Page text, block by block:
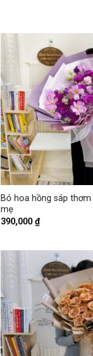
+
Bó hoa hồng sáp
mẹ
390,000₫